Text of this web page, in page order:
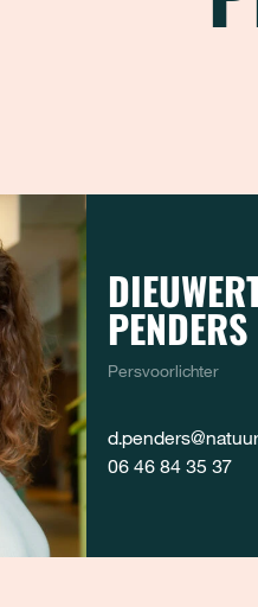
PENDERS
Persvoorlichter
06 46 84 35 37